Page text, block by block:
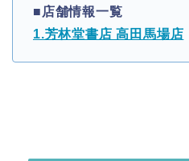
■店舗情報一覧
1.芳林堂書店 高田馬場店